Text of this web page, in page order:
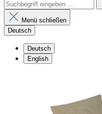
Menü schließen
Deutsch
Deutsch
English